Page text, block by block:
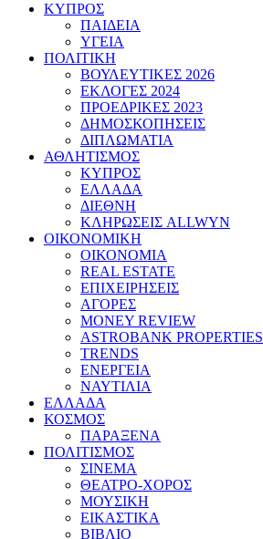
ΚΥΠΡΟΣ
ΠΑΙΔΕΙΑ
ΥΓΕΙΑ
ΠΟΛΙΤΙΚΗ
ΒΟΥΛΕΥΤΙΚΕΣ 2026
ΕΚΛΟΓΕΣ 2024
ΠΡΟΕΔΡΙΚΕΣ 2023
ΔΗΜΟΣΚΟΠΗΣΕΙΣ
ΔΙΠΛΩΜΑΤΙΑ
ΑΘΛΗΤΙΣΜΟΣ
ΚΥΠΡΟΣ
ΕΛΛΑΔΑ
ΔΙΕΘΝΗ
ΚΛΗΡΩΣΕΙΣ ALLWYN
ΟΙΚΟΝΟΜΙΚΗ
ΟΙΚΟΝΟΜΙΑ
REAL ESTATE
ΕΠΙΧΕΙΡΗΣΕΙΣ
ΑΓΟΡΕΣ
MONEY REVIEW
ASTROBANK PROPERTIES
TRENDS
ΕΝΕΡΓΕΙΑ
ΝΑΥΤΙΛΙΑ
ΕΛΛΑΔΑ
ΚΟΣΜΟΣ
ΠΑΡΑΞΕΝΑ
ΠΟΛΙΤΙΣΜΟΣ
ΣΙΝΕΜΑ
ΘΕΑΤΡΟ-ΧΟΡΟΣ
ΜΟΥΣΙΚΗ
ΕΙΚΑΣΤΙΚΑ
ΒΙΒΛΙΟ